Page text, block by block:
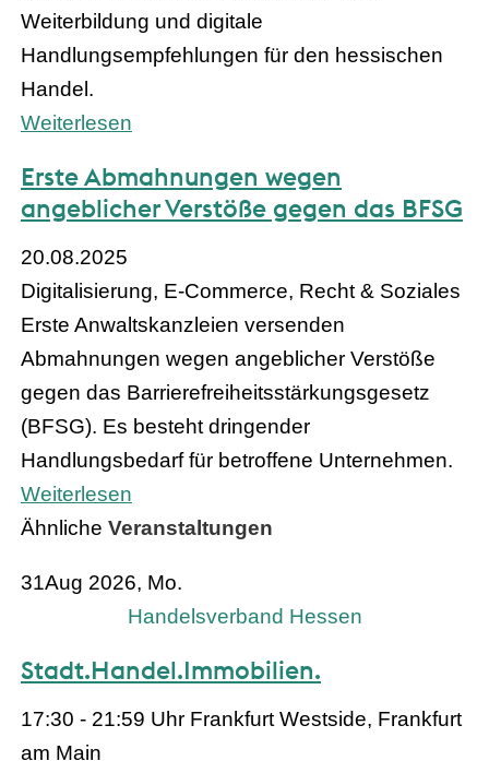
Weiterbildung und digitale
Handlungsempfehlungen für den hessischen
Handel.
Weiterlesen
Erste Abmahnungen wegen
angeblicher Verstöße gegen das BFSG
20.08.2025
Digitalisierung, E-Commerce, Recht & Soziales
Erste Anwaltskanzleien versenden
Abmahnungen wegen angeblicher Verstöße
gegen das Barrierefreiheitsstärkungsgesetz
(BFSG). Es besteht dringender
Handlungsbedarf für betroffene Unternehmen.
Weiterlesen
Ähnliche Veranstaltungen
31Aug 2026, Mo.
Handelsverband Hessen
Stadt.Handel.Immobilien.
17:30 - 21:59 Uhr Frankfurt Westside, Frankfurt
am Main